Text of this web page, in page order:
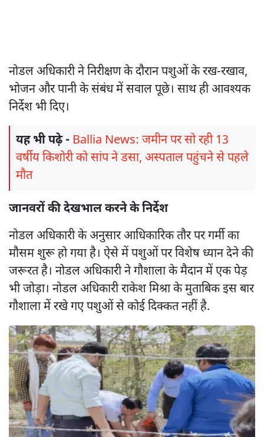
नोडल अधिकारी ने निरीक्षण के दौरान पशुओं के रख-रखाव,
भोजन और पानी के संबंध में सवाल पूछे। साथ ही आवश्यक
निर्देश भी दिए।
यह भी पढ़े - Ballia News: जमीन पर सो रही 13
वर्षीय किशोरी को सांप ने डसा, अस्पताल पहुंचने से पहले
मौत
जानवरों की देखभाल करने के निर्देश
नोडल अधिकारी के अनुसार आधिकारिक तौर पर गर्मी का
मौसम शुरू हो गया है। ऐसे में पशुओं पर विशेष ध्यान देने की
जरूरत है। नोडल अधिकारी ने गौशाला के मैदान में एक पेड़
भी जोड़ा। नोडल अधिकारी राकेश मिश्रा के मुताबिक इस बार
गौशाला में रखे गए पशुओं से कोई दिक्कत नहीं है.